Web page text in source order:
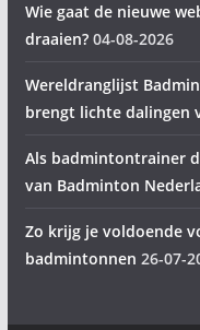
Wie gaat de nieuwe
draaien? 04-08-2026
Wereldranglijst
brengt lichte dalingen
Als badmintontrainer
van Badminton
Zo krijg je voldoende
badmintonnen 26-07-